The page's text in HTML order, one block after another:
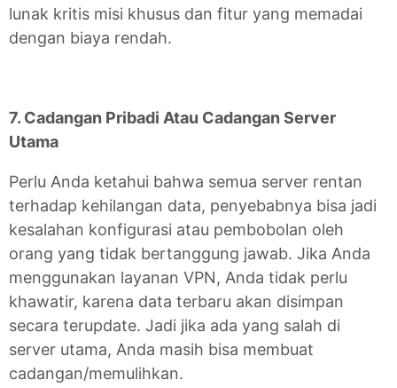
lunak kritis misi khusus dan fitur yang memadai
dengan biaya rendah.
7. Cadangan Pribadi Atau Cadangan Server
Utama
Perlu Anda ketahui bahwa semua server rentan
terhadap kehilangan data, penyebabnya bisa jadi
kesalahan konfigurasi atau pembobolan oleh
orang yang tidak bertanggung jawab. Jika Anda
menggunakan layanan VPN, Anda tidak perlu
khawatir, karena data terbaru akan disimpan
secara terupdate. Jadi jika ada yang salah di
server utama, Anda masih bisa membuat
cadangan/memulihkan.